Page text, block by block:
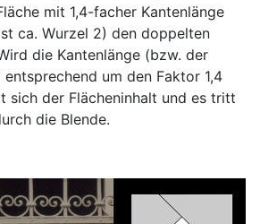
mit 1,4-facher Kantenlänge
ca. Wurzel 2) den doppelten
die Kantenlänge (bzw. der
entsprechend um den Faktor 1,4
sich der Flächeninhalt und es tritt
die Blende.